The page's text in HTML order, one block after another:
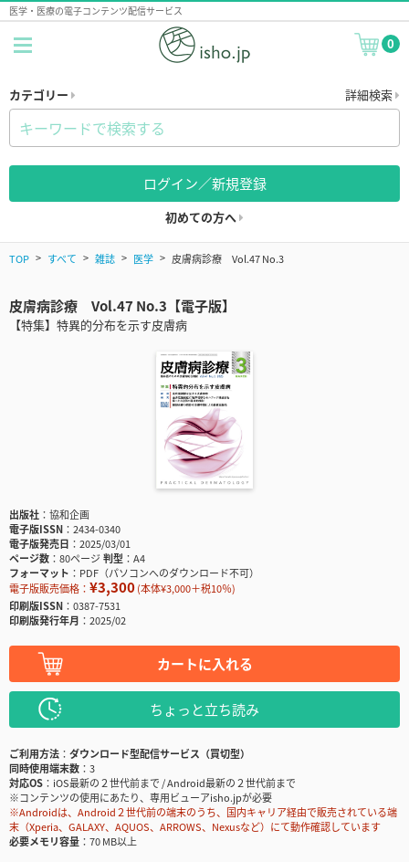
医学・医療の電子コンテンツ配信サービス
0
カテゴリー 詳細検索
ログイン／新規登録
初めての方へ
TOP すべて 雑誌 医学 皮膚病診療 Vol.47 No.3
皮膚病診療 Vol.47 No.3【電子版】
【特集】特異的分布を示す皮膚病
出版社
協和企画
電子版ISSN
2434-0340
電子版発売日
2025/03/01
ページ数
80ページ判型
A4
フォーマット
PDF（パソコンへのダウンロード不可）
電子版販売価格： ¥3,300(本体¥3,000＋税10％)
印刷版ISSN
0387-7531
印刷版発行年月
2025/02
カートに入れる
ちょっと立ち読み
ご利用方法
ダウンロード型配信サービス（買切型）
同時使用端末数
3
対応OS
iOS最新の２世代前まで / Android最新の２世代前まで
※コンテンツの使用にあたり、専用ビューアisho.jpが必要
※Androidは、Android２世代前の端末のうち、国内キャリア経由で販売されている端
末（Xperia、GALAXY、AQUOS、ARROWS、Nexusなど）にて動作確認しています
必要メモリ容量
70 MB以上